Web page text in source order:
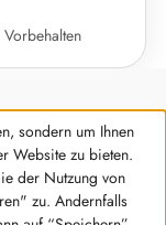
sondern um Ihnen
Website zu bieten.
der Nutzung von
zu. Andernfalls